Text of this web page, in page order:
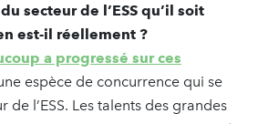
secteur de l’ESS qu’il soit
est-il réellement ?
a progressé sur ces
espèce de concurrence qui se
de l’ESS. Les talents des grandes